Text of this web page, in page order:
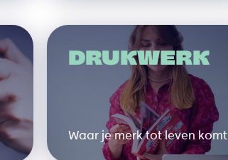
DRUKWERK
Waar je merk tot leven komt